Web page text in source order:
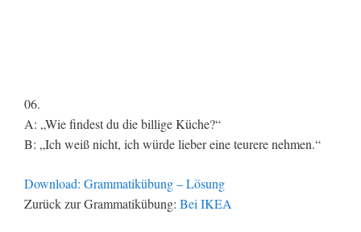
06.
A: „Wie findest du die billige Küche?“
B: „Ich weiß nicht, ich würde lieber eine teurere nehmen.“
Download: Grammatikübung – Lösung
Zurück zur Grammatikübung: Bei IKEA